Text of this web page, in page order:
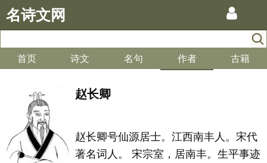
名诗文网
首页 诗文 名句 作者 古籍
赵长卿
赵长卿号仙源居士。江西南丰人。宋代
著名词人。 宋宗室，居南丰。生平事迹